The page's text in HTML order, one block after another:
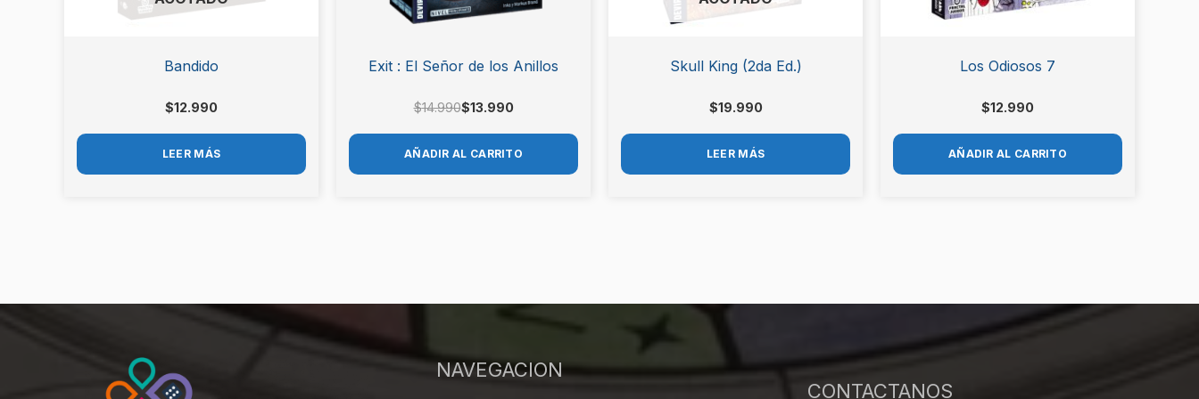
Bandido
$12.990
LEER MÁS
Exit : El Señor de los Anillos
$14.990$13.990
AÑADIR AL CARRITO
Skull King (2da Ed.)
$19.990
LEER MÁS
Los Odiosos 7
$12.990
AÑADIR AL CARRITO
NAVEGACION
CONTACTANOS